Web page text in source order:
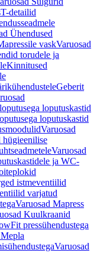
T-detailid
Ühendused
vaskVaruosad
torudele ja
Kinnitused
Geberit
loputuskastid
loputuskastid
Varuosad
Varuosad
ja WC-
istmeventiilid
varjatud
Varuosad Mapress
Kuulkraanid
pressühendustega
Varuosad